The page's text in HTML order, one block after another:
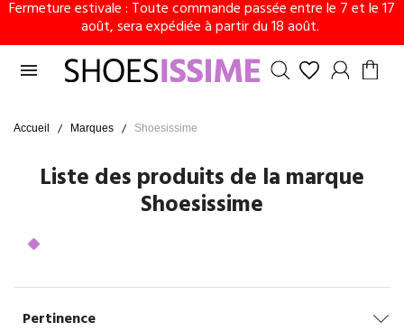
Fermeture estivale : Toute commande passée entre le 7 et le 17
août, sera expédiée à partir du 18 août.

Accueil Marques Shoesissime
Liste des produits de la marque
Shoesissime
Pertinence